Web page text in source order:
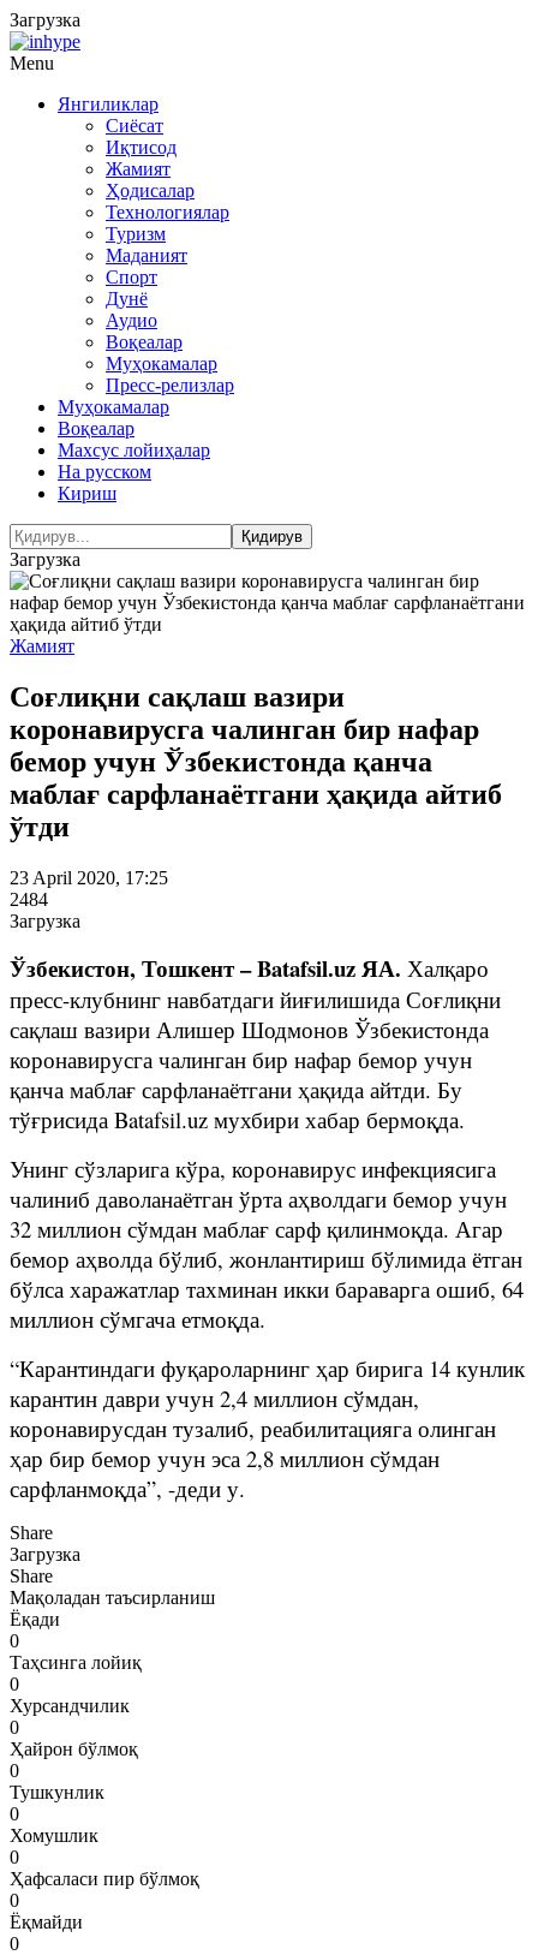
Загрузка
Menu
Янгиликлар
Сиёсат
Иқтисод
Жамият
Ҳодисалар
Технологиялар
Туризм
Маданият
Спорт
Дунё
Аудио
Воқеалар
Муҳокамалар
Пресс-релизлар
Муҳокамалар
Воқеалар
Махсус лойиҳалар
На русском
Кириш
Загрузка
Жамият
Соғлиқни сақлаш вазири
коронавирусга чалинган бир нафар
бемор учун Ўзбекистонда қанча
маблағ сарфланаётгани ҳақида айтиб
ўтди
23 April 2020, 17:25
2484
Загрузка
Ўзбекистон, Тошкент – Batafsil.uz ЯА. Халқаро
пресс-клубнинг навбатдаги йиғилишида Соғлиқни
сақлаш вазири Алишер Шодмонов Ўзбекистонда
коронавирусга чалинган бир нафар бемор учун
қанча маблағ сарфланаётгани ҳақида айтди. Бу
тўғрисида Batafsil.uz мухбири хабар бермоқда.
Унинг сўзларига кўра, коронавирус инфекциясига
чалиниб даволанаётган ўрта аҳволдаги бемор учун
32 миллион сўмдан маблағ сарф қилинмоқда. Агар
бемор аҳволда бўлиб, жонлантириш бўлимида ётган
бўлса харажатлар тахминан икки бараварга ошиб, 64
миллион сўмгача етмоқда.
“Карантиндаги фуқароларнинг ҳар бирига 14 кунлик
карантин даври учун 2,4 миллион сўмдан,
коронавирусдан тузалиб, реабилитацияга олинган
ҳар бир бемор учун эса 2,8 миллион сўмдан
сарфланмоқда”, -деди у.
Share
Загрузка
Share
Мақоладан таъсирланиш
Ёқади
0
Таҳсинга лойиқ
0
Хурсандчилик
0
Ҳайрон бўлмоқ
0
Тушкунлик
0
Хомушлик
0
Ҳафсаласи пир бўлмоқ
0
Ёқмайди
0